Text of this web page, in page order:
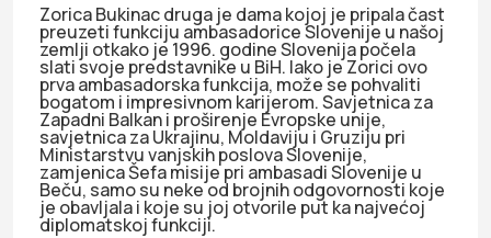
Zorica Bukinac druga je dama kojoj je pripala čast
preuzeti funkciju ambasadorice Slovenije u našoj
zemlji otkako je 1996. godine Slovenija počela
slati svoje predstavnike u BiH. Iako je Zorici ovo
prva ambasadorska funkcija, može se pohvaliti
bogatom i impresivnom karijerom. Savjetnica za
Zapadni Balkan i proširenje Evropske unije,
savjetnica za Ukrajinu, Moldaviju i Gruziju pri
Ministarstvu vanjskih poslova Slovenije,
zamjenica Šefa misije pri ambasadi Slovenije u
Beču, samo su neke od brojnih odgovornosti koje
je obavljala i koje su joj otvorile put ka najvećoj
diplomatskoj funkciji.